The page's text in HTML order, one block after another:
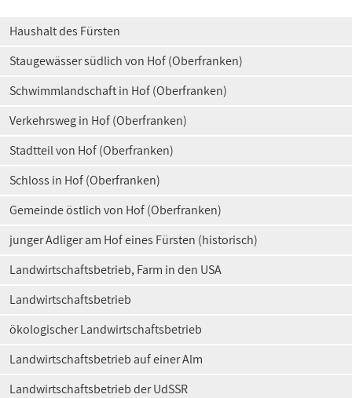
Haushalt des Fürsten
Staugewässer südlich von Hof (Oberfranken)
Schwimmlandschaft in Hof (Oberfranken)
Verkehrsweg in Hof (Oberfranken)
Stadtteil von Hof (Oberfranken)
Schloss in Hof (Oberfranken)
Gemeinde östlich von Hof (Oberfranken)
junger Adliger am Hof eines Fürsten (historisch)
Landwirtschaftsbetrieb, Farm in den USA
Landwirtschaftsbetrieb
ökologischer Landwirtschaftsbetrieb
Landwirtschaftsbetrieb auf einer Alm
Landwirtschaftsbetrieb der UdSSR